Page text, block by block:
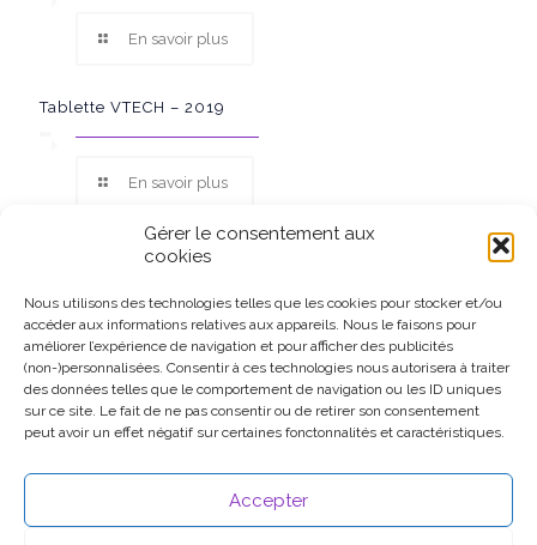
Gérer le consentement aux
cookies
Nous utilisons des technologies telles que les cookies pour stocker et/ou
accéder aux informations relatives aux appareils. Nous le faisons pour
améliorer l’expérience de navigation et pour afficher des publicités
(non-)personnalisées. Consentir à ces technologies nous autorisera à traiter
des données telles que le comportement de navigation ou les ID uniques
sur ce site. Le fait de ne pas consentir ou de retirer son consentement
peut avoir un effet négatif sur certaines fonctonnalités et caractéristiques.
Accepter
En savoir plus
Tablette VTECH – 2019
En savoir plus
Ce site participe au Programme Partenaires d’Amazon EU, un
programme d’affiliation conçu pour permettre à des sites de
percevoir une rémunération grâce à la création de liens vers
Amazon.fr.